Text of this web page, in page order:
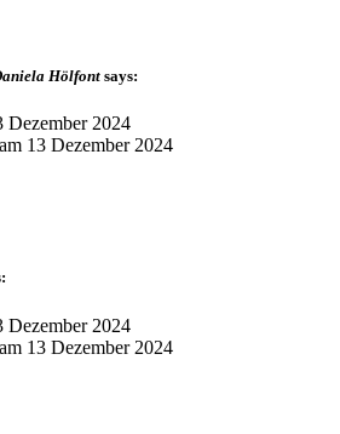
Hölfont says:
Dezember 2024
13 Dezember 2024
Dezember 2024
13 Dezember 2024